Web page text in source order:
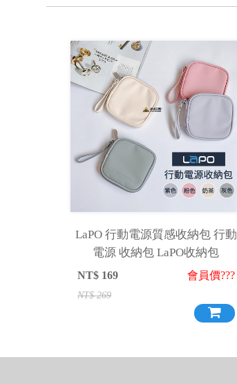
LaPO 行動電源質感收納包 行動
電源 收納包 LaPO收納包
NT$ 169
NT$269
會員價???